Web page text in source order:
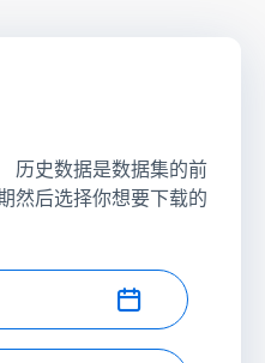
历史数据是数据集的前
然后选择你想要下载的